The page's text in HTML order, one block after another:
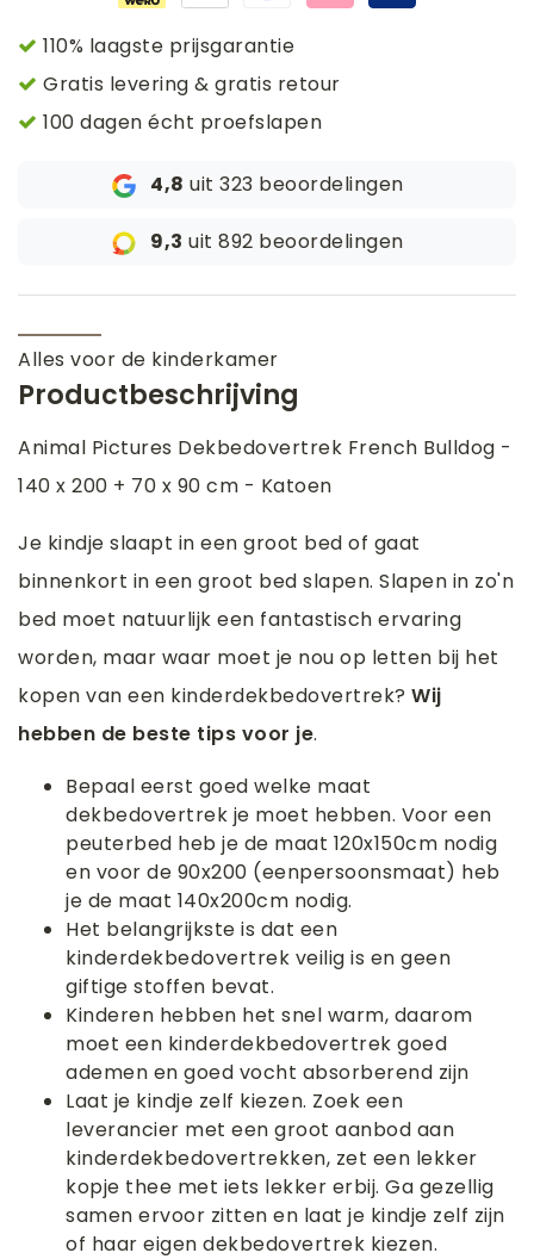
110% laagste prijsgarantie
Gratis levering & gratis retour
100 dagen écht proefslapen
4,8 uit 323 beoordelingen
9,3 uit 892 beoordelingen
Alles voor de kinderkamer
Productbeschrijving
Animal Pictures Dekbedovertrek French Bulldog -
140 x 200 + 70 x 90 cm - Katoen
Je kindje slaapt in een groot bed of gaat
binnenkort in een groot bed slapen. Slapen in zo'n
bed moet natuurlijk een fantastisch ervaring
worden, maar waar moet je nou op letten bij het
kopen van een kinderdekbedovertrek? Wij
hebben de beste tips voor je.
Bepaal eerst goed welke maat
dekbedovertrek je moet hebben. Voor een
peuterbed heb je de maat 120x150cm nodig
en voor de 90x200 (eenpersoonsmaat) heb
je de maat 140x200cm nodig.
Het belangrijkste is dat een
kinderdekbedovertrek veilig is en geen
giftige stoffen bevat.
Kinderen hebben het snel warm, daarom
moet een kinderdekbedovertrek goed
ademen en goed vocht absorberend zijn
Laat je kindje zelf kiezen. Zoek een
leverancier met een groot aanbod aan
kinderdekbedovertrekken, zet een lekker
kopje thee met iets lekker erbij. Ga gezellig
samen ervoor zitten en laat je kindje zelf zijn
of haar eigen dekbedovertrek kiezen.